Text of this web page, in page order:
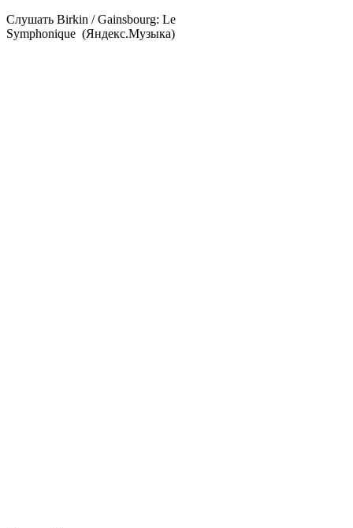
Cлушать Birkin / Gainsbourg: Le
Symphonique (Яндекс.Музыка)